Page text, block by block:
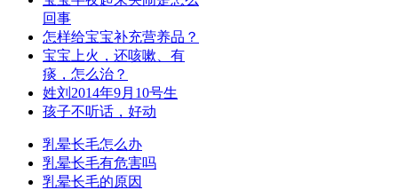
回事
怎样给宝宝补充营养品？
宝宝上火，还咳嗽、有
痰，怎么治？
姓刘2014年9月10号生
孩子不听话，好动
乳晕长毛怎么办
乳晕长毛有危害吗
乳晕长毛的原因